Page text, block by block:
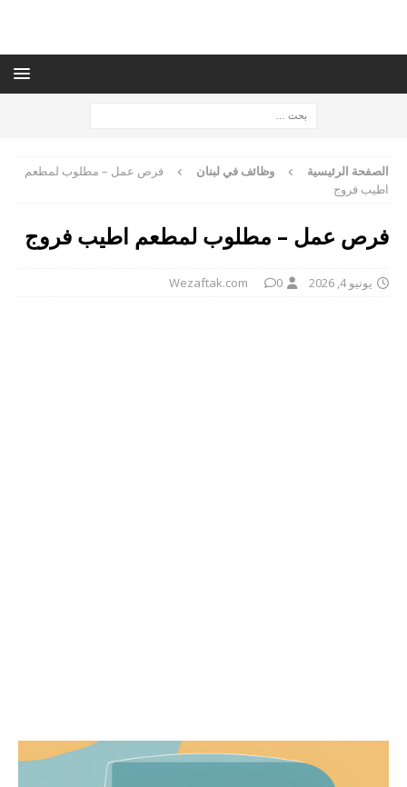
الصفحة الرئيسية وظائف في لبنان
فرص عمل – مطلوب لمطعم
اطيب فروج
فرص عمل – مطلوب لمطعم اطيب فروج
يونيو 4, 2026 Wezaftak.com 0